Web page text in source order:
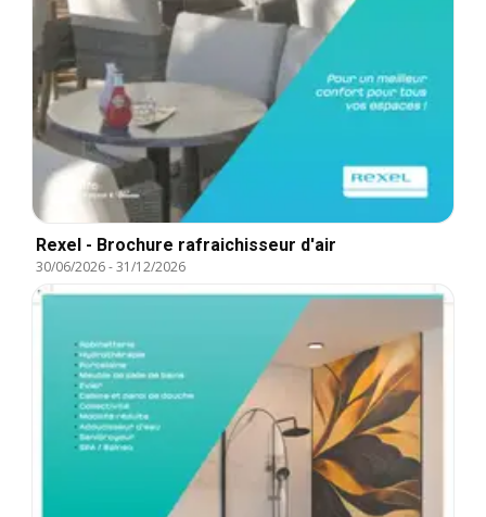
Rexel - Brochure rafraichisseur d'air
30/06/2026-31/12/2026